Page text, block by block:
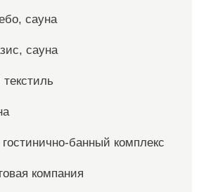
сауна
сауна
банный комплекс
компания